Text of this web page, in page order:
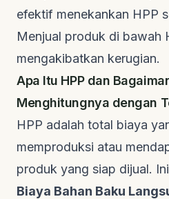
efektif menekankan HPP
Menjual produk di bawah
mengakibatkan kerugian.
Apa Itu HPP dan
Menghitungnya dengan
HPP adalah total biaya
memproduksi atau
produk yang siap dijual.
Biaya Bahan Baku